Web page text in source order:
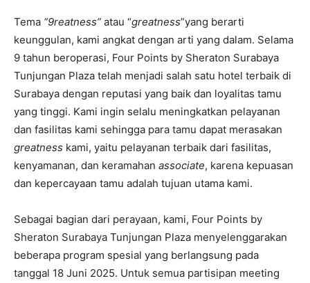
Tema “9reatness” atau “greatness”yang berarti
keunggulan, kami angkat dengan arti yang dalam. Selama
9 tahun beroperasi, Four Points by Sheraton Surabaya
Tunjungan Plaza telah menjadi salah satu hotel terbaik di
Surabaya dengan reputasi yang baik dan loyalitas tamu
yang tinggi. Kami ingin selalu meningkatkan pelayanan
dan fasilitas kami sehingga para tamu dapat merasakan
greatness kami, yaitu pelayanan terbaik dari fasilitas,
kenyamanan, dan keramahan associate, karena kepuasan
dan kepercayaan tamu adalah tujuan utama kami.
Sebagai bagian dari perayaan, kami, Four Points by
Sheraton Surabaya Tunjungan Plaza menyelenggarakan
beberapa program spesial yang berlangsung pada
tanggal 18 Juni 2025. Untuk semua partisipan meeting